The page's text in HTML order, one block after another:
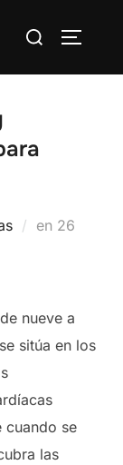
Buscar:
en Publicado
26
nueve a
sitúa en los
cuando se
las